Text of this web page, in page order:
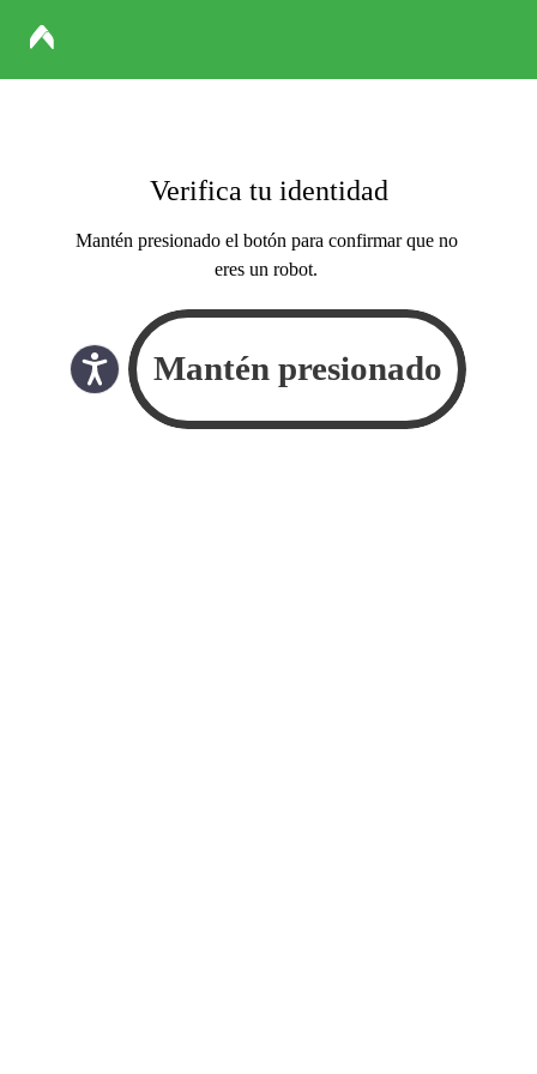
Verifica tu identidad
Mantén presionado el botón para confirmar que no
eres un robot.